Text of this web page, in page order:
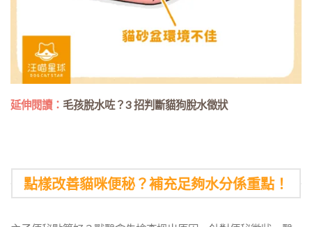
延伸閱讀： 毛孩脫水咗？3 招判斷貓狗脫水徵狀
點樣改善貓咪便秘？補充足夠水分係重點！